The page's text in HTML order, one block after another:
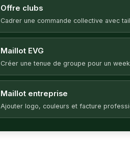
Offre clubs
Cadrer une commande collective avec
Maillot EVG
Créer une tenue de groupe pour un
Maillot entreprise
Ajouter logo, couleurs et facture